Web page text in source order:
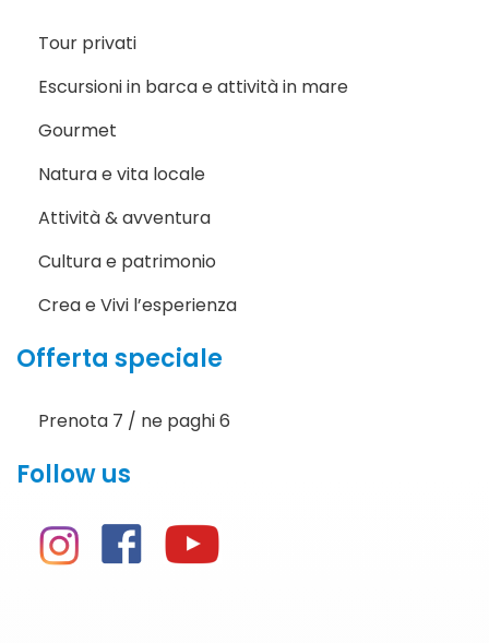
Tour privati
Escursioni in barca e attività in mare
Gourmet
Natura e vita locale
Attività & avventura
Cultura e patrimonio
Crea e Vivi l’esperienza
Offerta speciale
Prenota 7 / ne paghi 6
Follow us